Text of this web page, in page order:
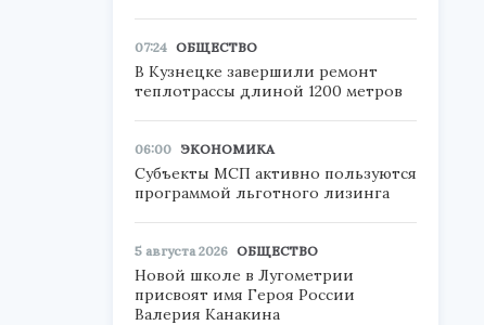
07:24 ОБЩЕСТВО
В Кузнецке завершили ремонт
теплотрассы длиной 1200 метров
06:00 ЭКОНОМИКА
Субъекты МСП активно пользуются
программой льготного лизинга
5 августа 2026 ОБЩЕСТВО
Новой школе в Лугометрии
присвоят имя Героя России
Валерия Канакина